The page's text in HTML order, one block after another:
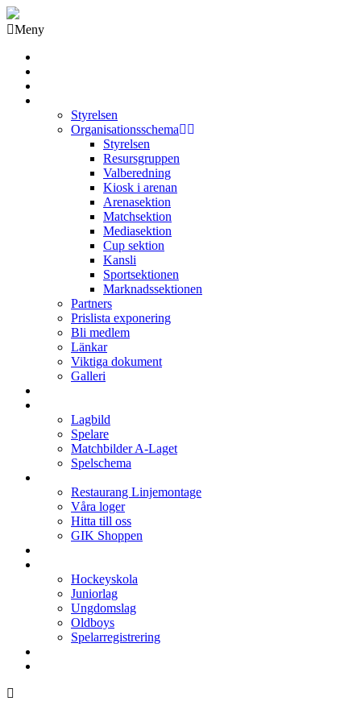
Meny
Styrelsen
Organisationsschema
Styrelsen
Resursgruppen
Valberedning
Kiosk i arenan
Arenasektion
Matchsektion
Mediasektion
Cup sektion
Kansli
Sportsektionen
Marknadssektionen
Partners
Prislista exponering
Bli medlem
Länkar
Viktiga dokument
Galleri
Lagbild
Spelare
Matchbilder A-Laget
Spelschema
Restaurang Linjemontage
Våra loger
Hitta till oss
GIK Shoppen
Hockeyskola
Juniorlag
Ungdomslag
Oldboys
Spelarregistrering